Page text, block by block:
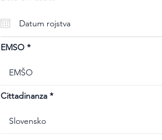
u
i
r
EMSO
Cittadinanza